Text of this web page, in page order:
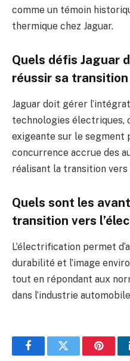
comme un témoin
thermique chez Jaguar.
Quels défis Jaguar
réussir sa
Jaguar doit gérer
technologies électriques,
exigeante sur le segment
concurrence accrue des
réalisant la transition vers
Quels sont les
transition vers
L’électrification permet
durabilité et l’image
tout en répondant aux
dans l’industrie
FacebookTwitter